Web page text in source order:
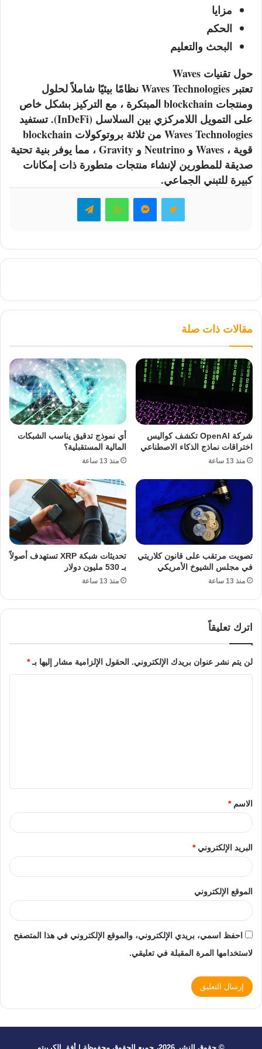
مزايا
الحكم
البحث والتعليم
حول تقنيات Waves
تعتبر Waves Technologies نظامًا بيئيًا شاملاً لحلول
ومنتجات blockchain المبتكرة ، مع التركيز بشكل خاص
على التمويل اللامركزي بين السلاسل (InDeFi). تستفيد
Waves Technologies من ثلاثة بروتوكولات blockchain
قوية ، Waves و Neutrino و Gravity ، مما يوفر بنية تحتية
صديقة للمطورين لإنشاء منتجات متطورة ذات إمكانات
كبيرة للتبني الجماعي.
تويتر ماسنجرواتسابتيلقرام
مقالات ذات صلة
شركة OpenAI تكشف كواليس
اختراقات نماذج الذكاء الاصطناعي
منذ 13 ساعة
أي نموذج تدقيق يناسب الشبكات
المالية المستقبلية؟
منذ 13 ساعة
تصويت مرتقب على قانون كلاريتي
في مجلس الشيوخ الأمريكي
منذ 13 ساعة
تحديثات شبكة XRP تستهدف أصولاً
بـ 530 مليون دولار
منذ 13 ساعة
اترك تعليقاً
لن يتم نشر عنوان بريدك الإلكتروني. الحقول الإلزامية مشار إليها بـ*
الاسم*
البريد الإلكتروني*
الموقع الإلكتروني
احفظ اسمي، بريدي الإلكتروني، والموقع الإلكتروني في هذا المتصفح
لاستخدامها المرة المقبلة في تعليقي.